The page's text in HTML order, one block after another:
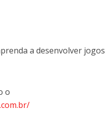
a desenvolver jogos
o